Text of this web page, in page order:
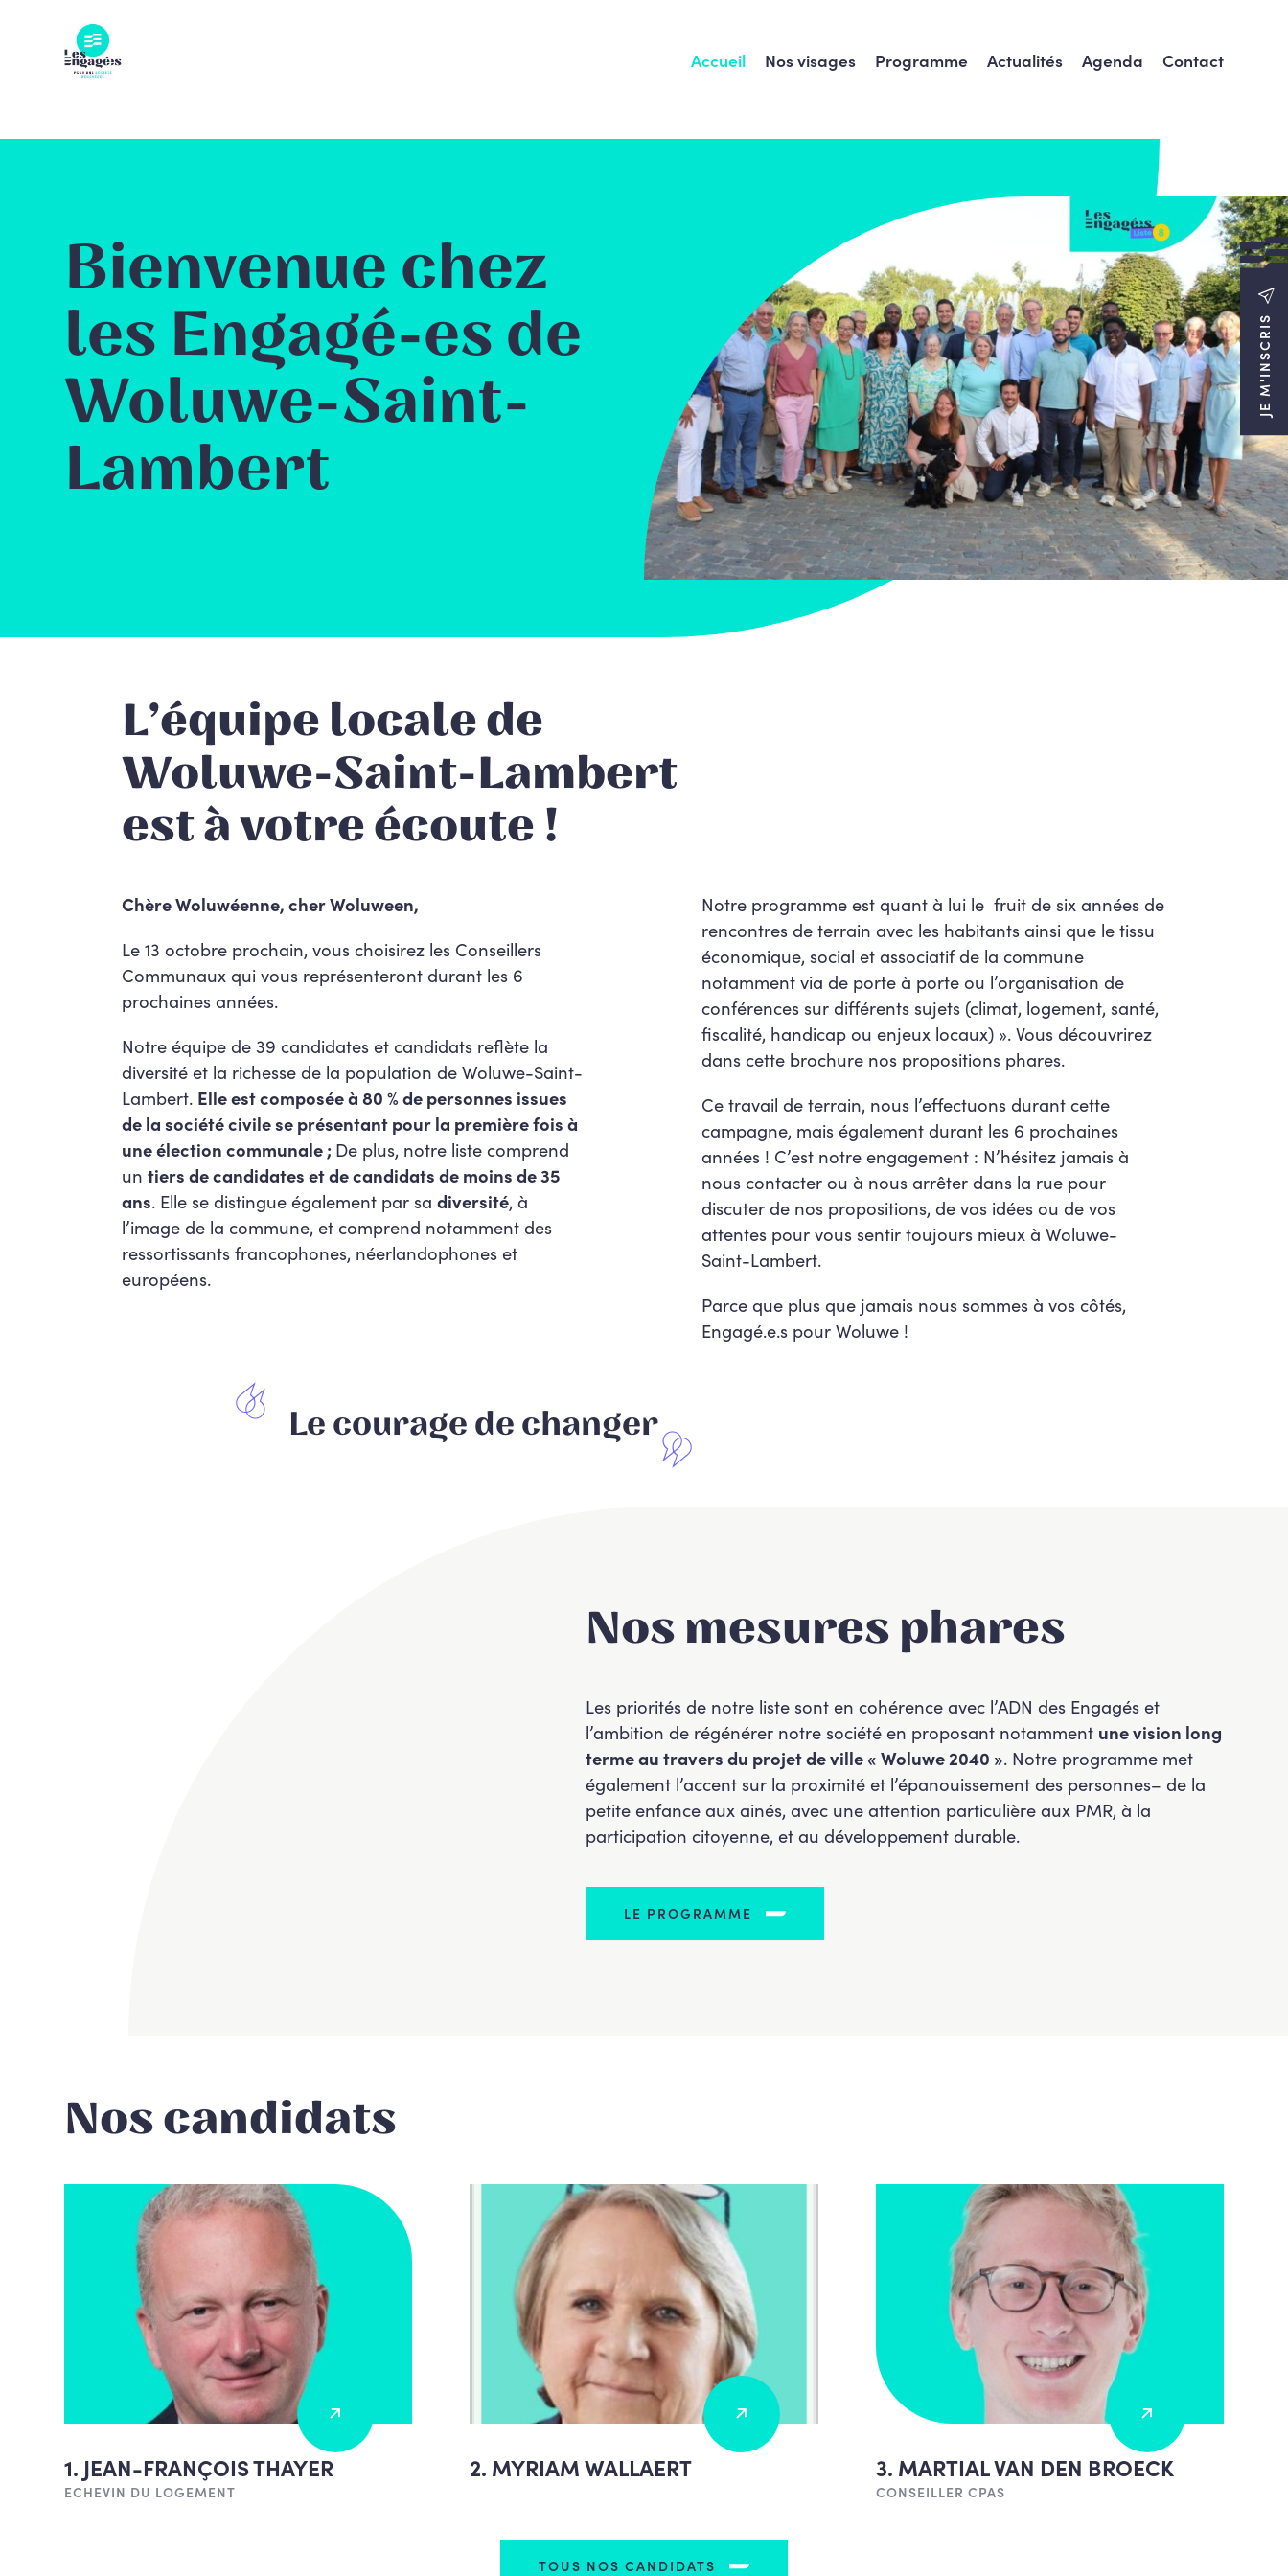
Accueil Nos visages Programme Actualités Agenda Contact
JE M'INSCRIS
Bienvenue chez
les Engagé-es de
Woluwe-Saint-
Lambert
L’équipe locale de
Woluwe-Saint-Lambert
est à votre écoute !
Chère Woluwéenne, cher Woluween,
Le 13 octobre prochain, vous choisirez les Conseillers
Communaux qui vous représenteront durant les 6
prochaines années.
Notre équipe de 39 candidates et candidats reflète la
diversité et la richesse de la population de Woluwe-Saint-
Lambert. Elle est composée à 80 % de personnes issues
de la société civile se présentant pour la première fois à
une élection communale ; De plus, notre liste comprend
untiers de candidates et de candidats de moins de 35
ans. Elle se distingue également par sadiversité, à
l’image de la commune, et comprend notamment des
ressortissants francophones, néerlandophones et
européens.
Notre programme est quant à lui le fruit de six années de
rencontres de terrain avec les habitants ainsi que le tissu
économique, social et associatif de la commune
notamment via de porte à porte ou l’organisation de
conférences sur différents sujets (climat, logement, santé,
fiscalité, handicap ou enjeux locaux) ». Vous découvrirez
dans cette brochure nos propositions phares.
Ce travail de terrain, nous l’effectuons durant cette
campagne, mais également durant les 6 prochaines
années ! C’est notre engagement : N’hésitez jamais à
nous contacter ou à nous arrêter dans la rue pour
discuter de nos propositions, de vos idées ou de vos
attentes pour vous sentir toujours mieux à Woluwe-
Saint-Lambert.
Parce que plus que jamais nous sommes à vos côtés,
Engagé.e.s pour Woluwe !
Le courage de changer
Nos mesures phares
Les priorités de notre liste sont en cohérence avec l’ADN des Engagés et
l’ambition de régénérer notre société en proposant notamment une vision long
terme au travers du projet de ville « Woluwe 2040 ». Notre programme met
également l’accent sur la proximité et l’épanouissement des personnes– de la
petite enfance aux ainés, avec une attention particulière aux PMR, à la
participation citoyenne, et au développement durable.
LE PROGRAMME
Nos candidats
1. JEAN-FRANÇOIS THAYER
ECHEVIN DU LOGEMENT
2. MYRIAM WALLAERT 3. MARTIAL VAN DEN BROECK
CONSEILLER CPAS
TOUS NOS CANDIDATS